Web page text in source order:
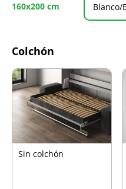
160x200 cm
Blanco/
Colchón
Sin colchón